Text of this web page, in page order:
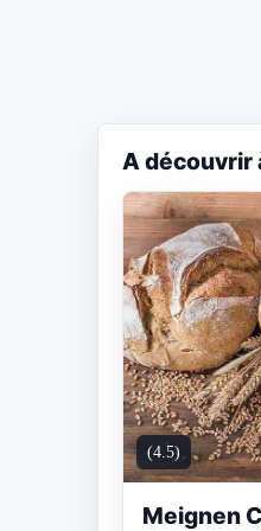
A découvrir
(4.5)
Meignen